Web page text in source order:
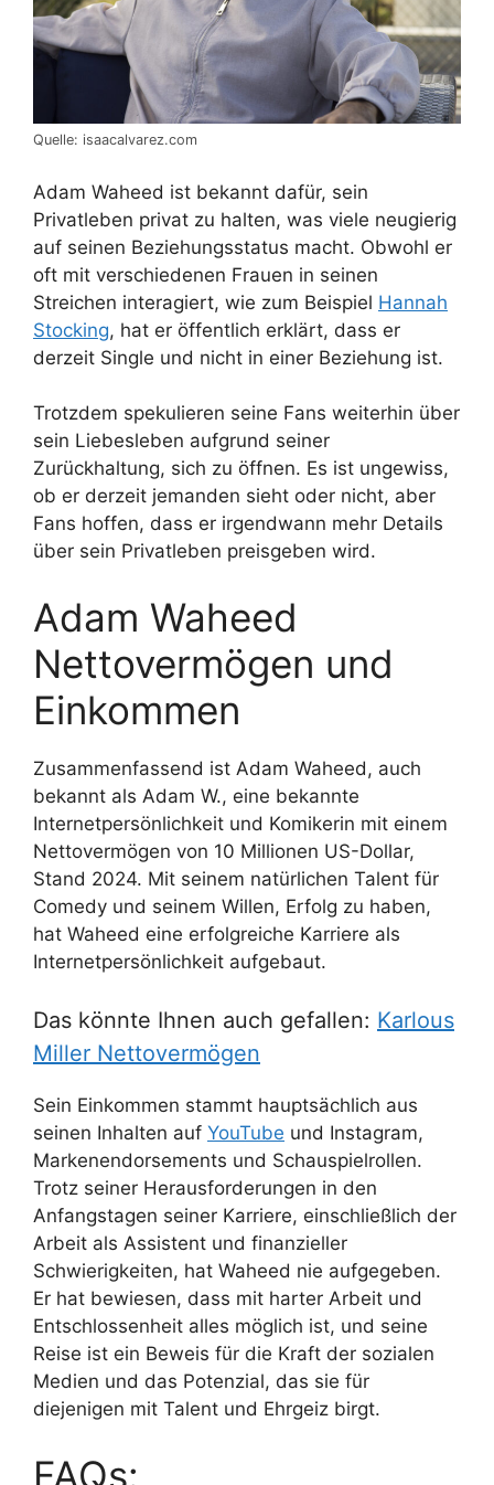
Quelle: isaacalvarez.com
Adam Waheed ist bekannt dafür, sein
Privatleben privat zu halten, was viele neugierig
auf seinen Beziehungsstatus macht. Obwohl er
oft mit verschiedenen Frauen in seinen
Streichen interagiert, wie zum Beispiel Hannah
Stocking, hat er öffentlich erklärt, dass er
derzeit Single und nicht in einer Beziehung ist.
Trotzdem spekulieren seine Fans weiterhin über
sein Liebesleben aufgrund seiner
Zurückhaltung, sich zu öffnen. Es ist ungewiss,
ob er derzeit jemanden sieht oder nicht, aber
Fans hoffen, dass er irgendwann mehr Details
über sein Privatleben preisgeben wird.
Adam Waheed
Nettovermögen und
Einkommen
Zusammenfassend ist Adam Waheed, auch
bekannt als Adam W., eine bekannte
Internetpersönlichkeit und Komikerin mit einem
Nettovermögen von 10 Millionen US-Dollar,
Stand 2024. Mit seinem natürlichen Talent für
Comedy und seinem Willen, Erfolg zu haben,
hat Waheed eine erfolgreiche Karriere als
Internetpersönlichkeit aufgebaut.
Das könnte Ihnen auch gefallen: Karlous
Miller Nettovermögen
Sein Einkommen stammt hauptsächlich aus
seinen Inhalten auf YouTube und Instagram,
Markenendorsements und Schauspielrollen.
Trotz seiner Herausforderungen in den
Anfangstagen seiner Karriere, einschließlich der
Arbeit als Assistent und finanzieller
Schwierigkeiten, hat Waheed nie aufgegeben.
Er hat bewiesen, dass mit harter Arbeit und
Entschlossenheit alles möglich ist, und seine
Reise ist ein Beweis für die Kraft der sozialen
Medien und das Potenzial, das sie für
diejenigen mit Talent und Ehrgeiz birgt.
FAQs: